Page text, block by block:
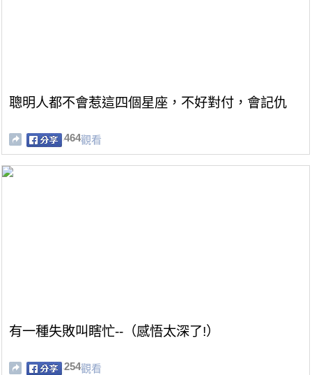
聰明人都不會惹這四個星座，不好對付，會記仇
464觀看
有一種失敗叫瞎忙--（感悟太深了!）
254觀看